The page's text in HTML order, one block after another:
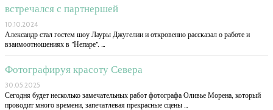
встречался с партнершей
10.10.2024
Александр стал гостем шоу Лауры Джугелии и откровенно рассказал о работе и
взаимоотношениях в “Непаре”. …
Фотографируя красоту Севера
30.05.2025
Сегодня будет несколько замечательных работ фотографа Оливье Морена, который
проводит много времени, запечатлевая прекрасные сцены …